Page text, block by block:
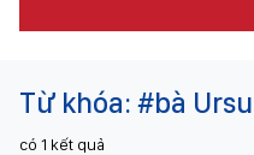
Từ khóa: #bà
có 1 kết quả